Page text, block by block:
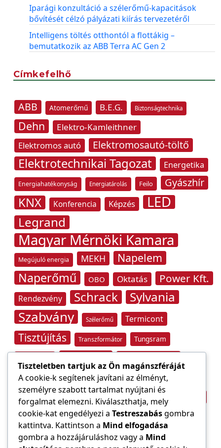
Iparági konzultáció a szélerőmű-kapacitások
bővítését célzó pályázati kiírás tervezetéről
Intelligens töltés otthontól a flottákig –
bemutatkozik az ABB Terra AC Gen 2
Címkefelhő
ABB Atomerőmű B.E.G. Biztonságtechnika
Dehn
Elektro-Kamleithner
Elektromos autó
Elektromosautó-töltő
Elektrotechnikai Tagozat Energetika
Energiahatékonyság Energiatárolás Feilo Gyászhír
KNX Konferencia Képzés LED
Legrand
Magyar Mérnöki Kamara
Megújuló energia MEKH Napelem
Naperőmű OBO Oktatás Power Kft.
Rendezvény Schrack Sylvania
Szabvány Szélerőmű Termicont
Tisztújítás Transzformátor Tungsram
Villámvédelem
Világítástechnika Áramfogyasztás
Áramszolgáltató Építőipar átviteli hálózat
Tiszteletben tartjuk az Ön magánszféráját
A cookie-k segítenek javítani az élményt,
személyre szabott tartalmat nyújtani és
forgalmat elemezni. Kiválaszthatja, mely
cookie-kat engedélyezi a Testreszabásgombra
kattintva. Kattintson a Mind elfogadása
gombra a hozzájáruláshoz vagy a Mind